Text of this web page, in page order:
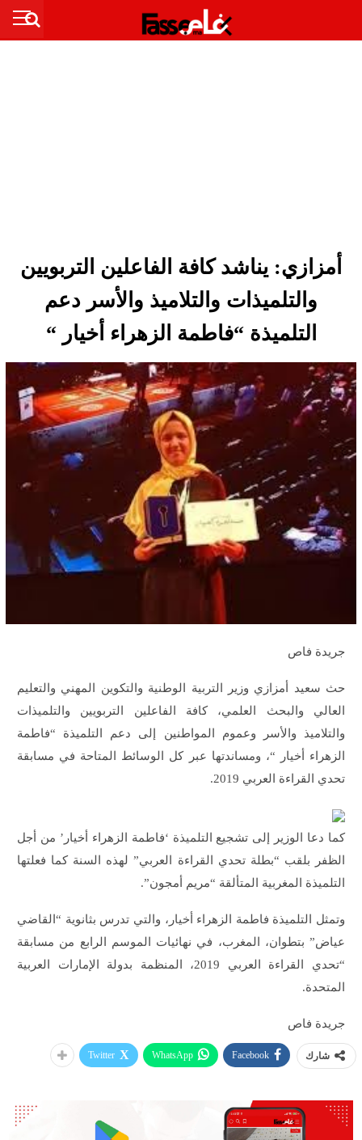
أمزازي: يناشد كافة الفاعلين التربويين
والتلميذات والتلاميذ والأسر دعم
التلميذة “فاطمة الزهراء أخيار “
جريدة فاص
حث سعيد أمزازي وزير التربية الوطنية والتكوين المهني والتعليم
العالي والبحث العلمي، كافة الفاعلين التربويين والتلميذات
والتلاميذ والأسر وعموم المواطنين إلى دعم التلميذة “فاطمة
الزهراء أخيار “، ومساندتها عبر كل الوسائط المتاحة في مسابقة
تحدي القراءة العربي 2019.
كما دعا الوزير إلى تشجيع التلميذة ‘فاطمة الزهراء أخيار’ من أجل
الظفر بلقب “بطلة تحدي القراءة العربي” لهذه السنة كما فعلتها
التلميذة المغربية المتألقة “مريم أمجون”.
وتمثل التلميذة فاطمة الزهراء أخيار، والتي تدرس بثانوية “القاضي
عياض” بتطوان، المغرب، في نهائيات الموسم الرابع من مسابقة
“تحدي القراءة العربي 2019، المنظمة بدولة الإمارات العربية
المتحدة.
جريدة فاص
شارك Facebook
WhatsApp
Twitter